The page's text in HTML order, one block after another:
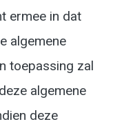
ermee in dat
algemene
toepassing zal
algemene
deze